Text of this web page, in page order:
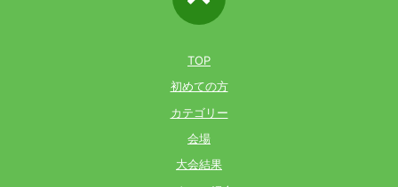
TOP
初めての方
カテゴリー
会場
大会結果